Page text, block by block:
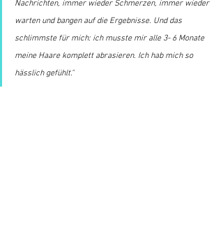
Nachrichten, immer wieder Schmerzen, immer wieder
warten und bangen auf die Ergebnisse. Und das
schlimmste für mich: ich musste mir alle 3- 6 Monate
meine Haare komplett abrasieren. Ich hab mich so
hässlich gefühlt."